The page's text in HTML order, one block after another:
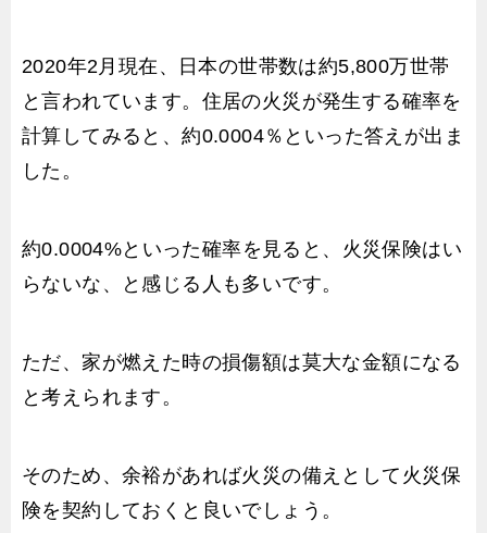
2020年2月現在、日本の世帯数は約5,800万世帯
と言われています。住居の火災が発生する確率を
計算してみると、約0.0004％といった答えが出ま
した。
約0.0004%といった確率を見ると、火災保険はい
らないな、と感じる人も多いです。
ただ、家が燃えた時の損傷額は莫大な金額になる
と考えられます。
そのため、余裕があれば火災の備えとして火災保
険を契約しておくと良いでしょう。